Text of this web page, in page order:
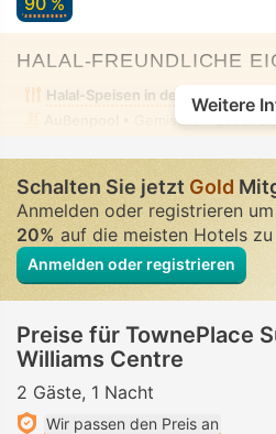
HALAL-FREUNDLICHE
Halal-Speisen in der Nähe
• Gemischt •
Weitere
Schalten Sie jetztGold
Anmelden oder registrieren
20%auf die meisten Hotels zu
Anmelden oder registrieren
Preise für TownePlace
Williams Centre
2 Gäste 1 Nacht
Wir passen den Preis an